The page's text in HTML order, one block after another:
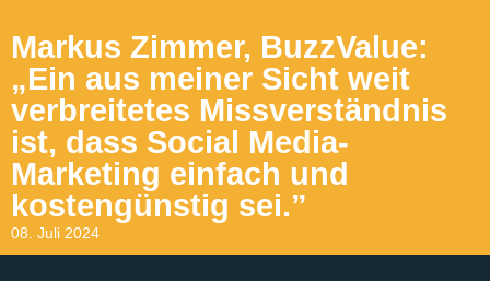
Markus Zimmer, BuzzValue:
„Ein aus meiner Sicht weit
verbreitetes Missverständnis
ist, dass Social Media-
Marketing einfach und
kostengünstig sei.”
08. Juli 2024